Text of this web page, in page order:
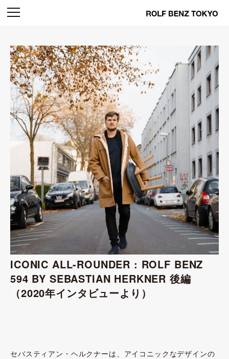
ICONIC ALL-ROUNDER : ROLF BENZ
594 BY SEBASTIAN HERKNER 後編
（2020年インタビューより）
セバスティアン・ヘルクナーは、アイコニックなデザインの